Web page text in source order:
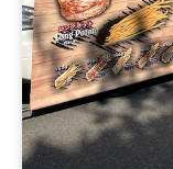
ート、フィッシ
ング（コンソメ
トコーヒー、オレ
倶楽部、フライド
プリン、スタンダ
当、アップルジ
ガー、JBサンド